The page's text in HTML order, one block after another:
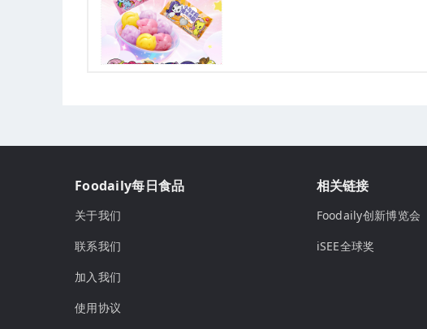
Foodaily每日食品
关于我们
联系我们
加入我们
使用协议
相关链接
Foodaily创新博览会
iSEE全球奖